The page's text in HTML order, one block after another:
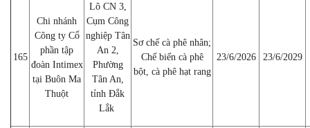
165
Chi nhánh
Công ty Cổ
phần tập
đoàn Intimex
tại Buôn Ma
Thuột
Lô CN 3,
Cụm Công
nghiệp Tân
An 2,
Phường
Tân An,
tỉnh Đắk
Lắk
Sơ chế cà phê nhân;
Chế biến cà phê
bột, cà phê hạt rang
23/6/2026 23/6/2029